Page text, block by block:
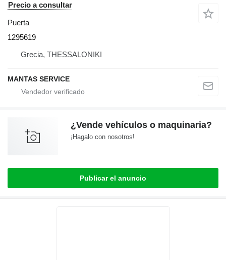
Precio a consultar
Puerta
1295619
Grecia, THESSALONIKI
MANTAS SERVICE
¿Vende vehículos o maquinaria?
¡Hagalo con nosotros!
Publicar el anuncio